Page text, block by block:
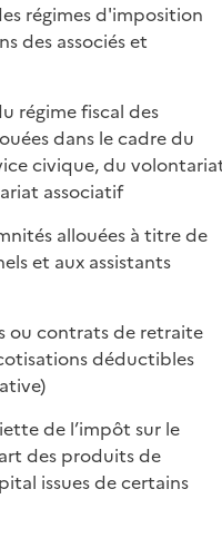
régimes d'imposition
des associés et
régime fiscal des
dans le cadre du
civique, du
associatif
allouées à titre de
et aux assistants
ou contrats de retraite
déductibles
de l’impôt sur le
des produits de
issues de certains